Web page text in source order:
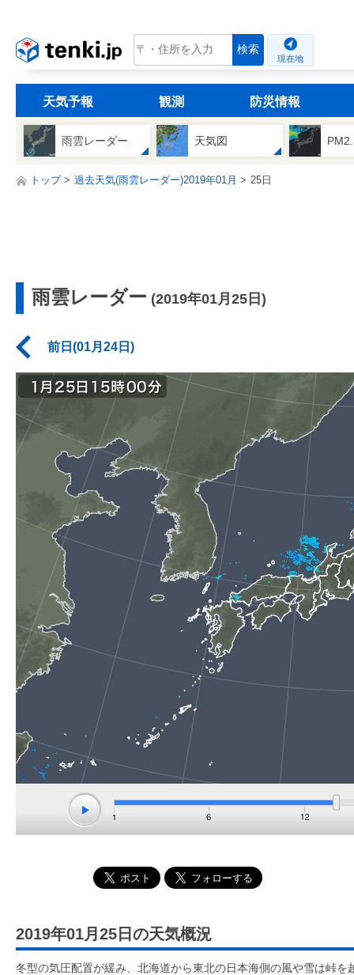
tenki.jp 検索
現在地
天気予報 観測 防災情報
雨雲レーダー 天気図
トップ 過去天気(雨雲レーダー)2019年01月 25日
雨雲レーダー (2019年01月25日)
前日(01月24日)
2019年01月25日の天気概況
冬型の気圧配置が緩み、北海道から東北の日本海側の風や雪は峠